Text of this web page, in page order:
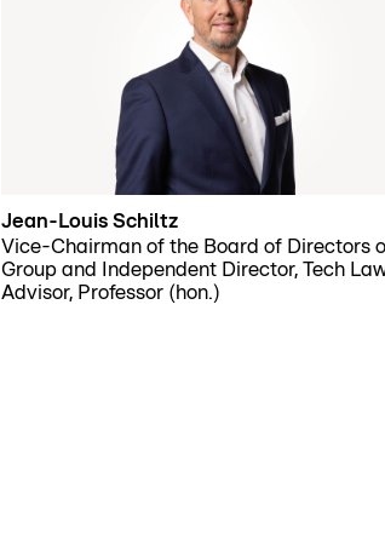
Jean-Louis Schiltz
Vice-Chairman of the Board of Directors
Group and Independent Director, Tech
Advisor, Professor (hon.)